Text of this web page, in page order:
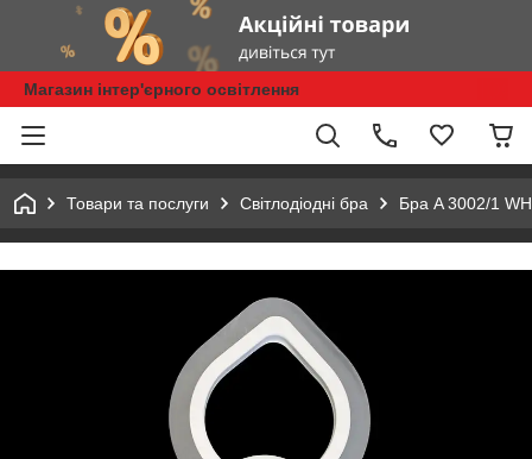
Магазин інтер'єрного освітлення
Товари та послуги Світлодіодні бра Бра A 3002/1 WH